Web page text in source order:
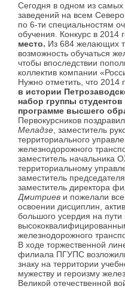
Сегодня в одном из
заведений на всем
по 6-ти специальностям
обучения. Конкурс в 2014
место. Из 684 желающих
возможность обучаться
чтобы впоследствии
коллектив компании
Нужно отметить, что 2014
в истории
набор группы
программе высшего
Первокурсников
Меладзе, заместитель
территориального
железнодорожного
заместитель начальника
территориальному
заместитель
заместитель директора
Дмитриев и пожелали
освоении дисциплин,
большого усердия на пути
железнодорожного
В ходе торжественной
филиала ПГУПС
знаку на территории
мужеству и героизму
Великой отечественной